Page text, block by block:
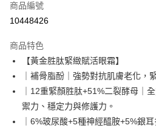
超商取貨付款
Apple Pay
悠遊付
Google Pay
網路銀行/電子錢包
商品編號
10448426
商品特色
【黃金胜肽緊緻賦活眼霜】
｜補骨脂酚｜強勢對抗肌膚老化，
｜12重緊顏胜肽+51%二裂酵母｜
禦力、穩定力與修護力。
｜6%玻尿酸+5種神經醯胺+5%銀